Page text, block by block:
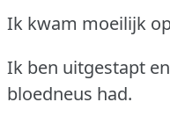
Ik kwam moeilijk
Ik ben uitgestapt
bloedneus had.